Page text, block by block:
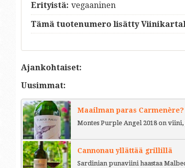
Erityistä: vegaaninen
Tämä tuotenumero lisätty
Ajankohtaiset:
Uusimmat:
Maailman paras
Montes Purple Angel 2018 on
Cannonau yllättää grillillä
Sardinian punaviini haastaa